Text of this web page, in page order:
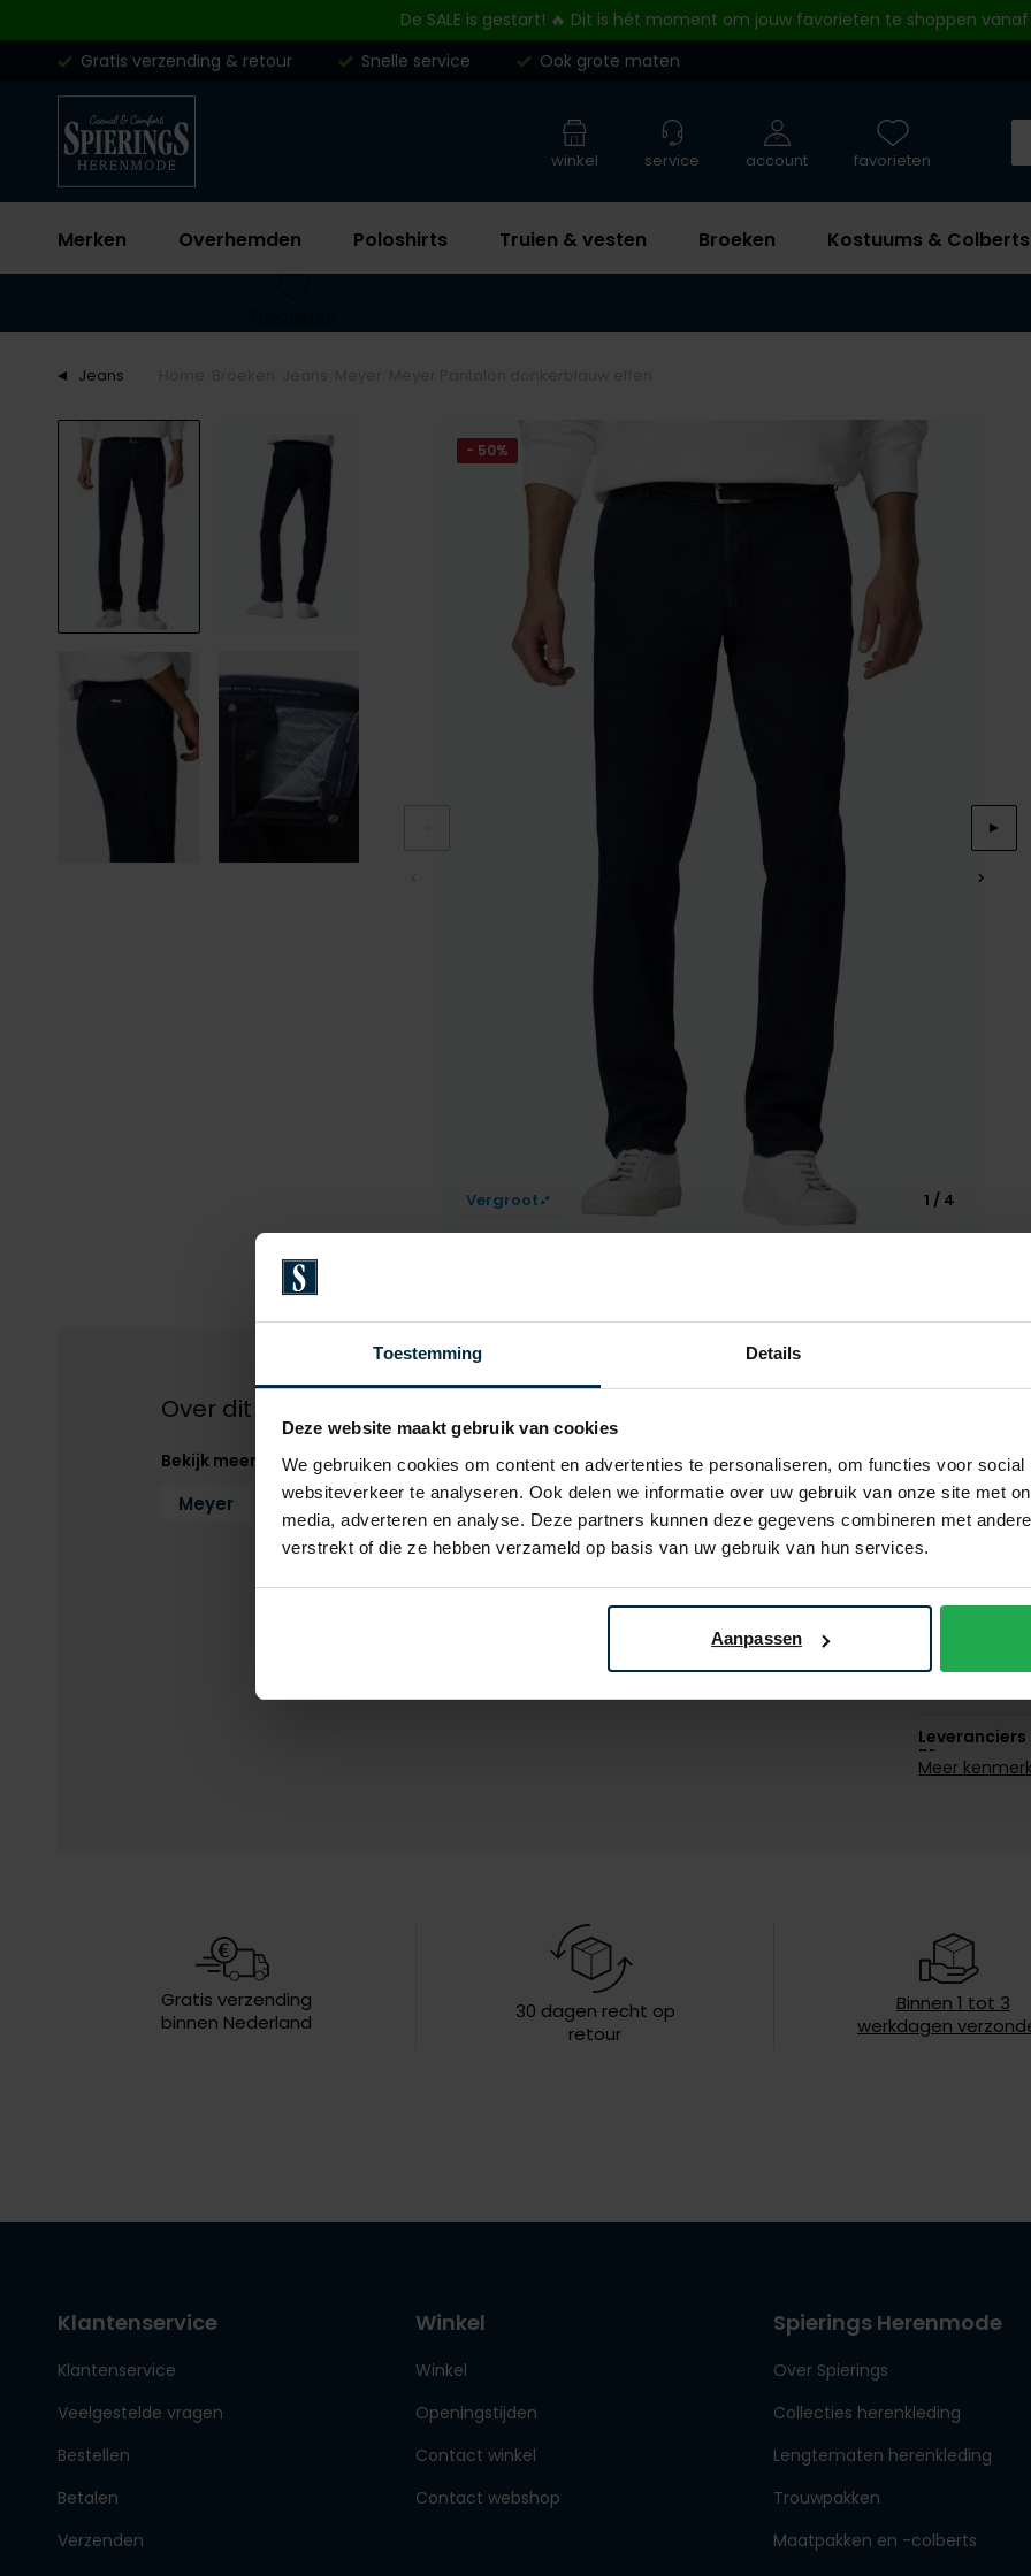
Toestemming Details
Deze website maakt gebruik van cookies
We gebruiken cookies om content en advertenties te personaliseren, om functies voor social
websiteverkeer te analyseren. Ook delen we informatie over uw gebruik van onze site met
media, adverteren en analyse. Deze partners kunnen deze gegevens combineren met
verstrekt of die ze hebben verzameld op basis van uw gebruik van hun services.
Aanpassen
De SALE is gestart! 🔥 Dit is hét moment om jouw favorieten te shoppen vanaf
Gratis verzending & retour
Snelle service Ook grote maten
Merken Overhemden Poloshirts Truien & vesten Broeken Kostuums & Colberts
winkel service account favorieten
Jeans
Vergroot 1 / 4
- 50%
Over dit product
Bekijk meer
Meyer Jeans Jeans Meyer
Naam
Merk
Materiaal
Leveranciers
nr.
Omslag
Meer
Gratis verzending
binnen Nederland
30 dagen recht op
retour
Binnen 1 tot 3
werkdagen
Klantenservice
Klantenservice
Veelgestelde vragen
Bestellen
Betalen
Verzenden
Winkel
Winkel
Openingstijden
Contact winkel
Contact webshop
Spierings Herenmode
Over Spierings
Collecties herenkleding
Lengtematen herenkleding
Trouwpakken
Maatpakken en -colberts